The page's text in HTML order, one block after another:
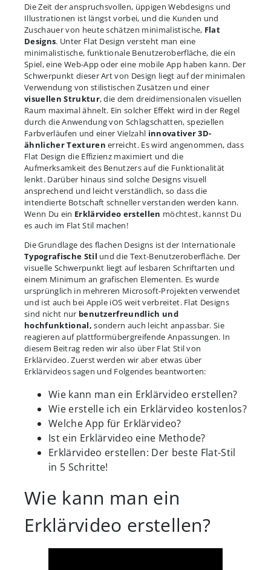
Die Zeit der anspruchsvollen, üppigen Webdesigns und
Illustrationen ist längst vorbei, und die Kunden und
Zuschauer von heute schätzen minimalistische, Flat
Designs. Unter Flat Design versteht man eine
minimalistische, funktionale Benutzeroberfläche, die ein
Spiel, eine Web-App oder eine mobile App haben kann. Der
Schwerpunkt dieser Art von Design liegt auf der minimalen
Verwendung von stilistischen Zusätzen und einer
visuellen Struktur, die dem dreidimensionalen visuellen
Raum maximal ähnelt. Ein solcher Effekt wird in der Regel
durch die Anwendung von Schlagschatten, speziellen
Farbverläufen und einer Vielzahl innovativer 3D-
ähnlicher Texturen erreicht. Es wird angenommen, dass
Flat Design die Effizienz maximiert und die
Aufmerksamkeit des Benutzers auf die Funktionalität
lenkt. Darüber hinaus sind solche Designs visuell
ansprechend und leicht verständlich, so dass die
intendierte Botschaft schneller verstanden werden kann.
Wenn Du ein Erklärvideo erstellen möchtest, kannst Du
es auch im Flat Stil machen!
Die Grundlage des flachen Designs ist der Internationale
Typografische Stil und die Text-Benutzeroberfläche. Der
visuelle Schwerpunkt liegt auf lesbaren Schriftarten und
einem Minimum an grafischen Elementen. Es wurde
ursprünglich in mehreren Microsoft-Projekten verwendet
und ist auch bei Apple iOS weit verbreitet. Flat Designs
sind nicht nur benutzerfreundlich und
hochfunktional, sondern auch leicht anpassbar. Sie
reagieren auf plattformübergreifende Anpassungen. In
diesem Beitrag reden wir also über Flat Stil von
Erklärvideo. Zuerst werden wir aber etwas über
Erklärvideos sagen und Folgendes beantworten:
Wie kann man ein Erklärvideo erstellen?
Wie erstelle ich ein Erklärvideo kostenlos?
Welche App für Erklärvideo?
Ist ein Erklärvideo eine Methode?
Erklärvideo erstellen: Der beste Flat-Stil
in 5 Schritte!
Wie kann man ein
Erklärvideo erstellen?